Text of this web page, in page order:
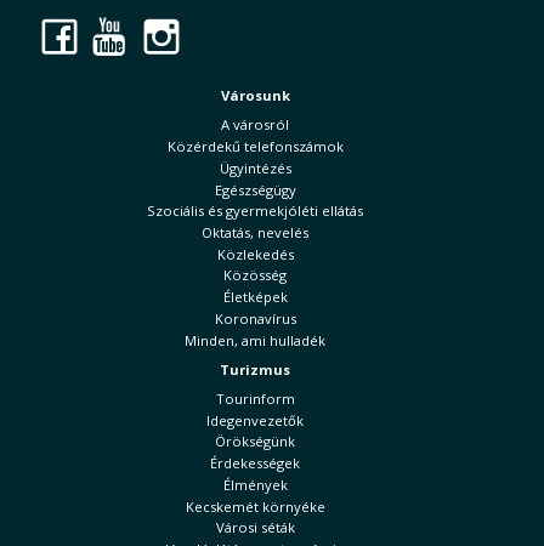
Facebook
YouTube
Városunk
A városról
Közérdekű telefonszámok
Ügyintézés
Egészségügy
Szociális és gyermekjóléti ellátás
Oktatás, nevelés
Közlekedés
Közösség
Életképek
Koronavírus
Minden, ami hulladék
Turizmus
Tourinform
Idegenvezetők
Örökségünk
Érdekességek
Élmények
Kecskemét környéke
Városi séták